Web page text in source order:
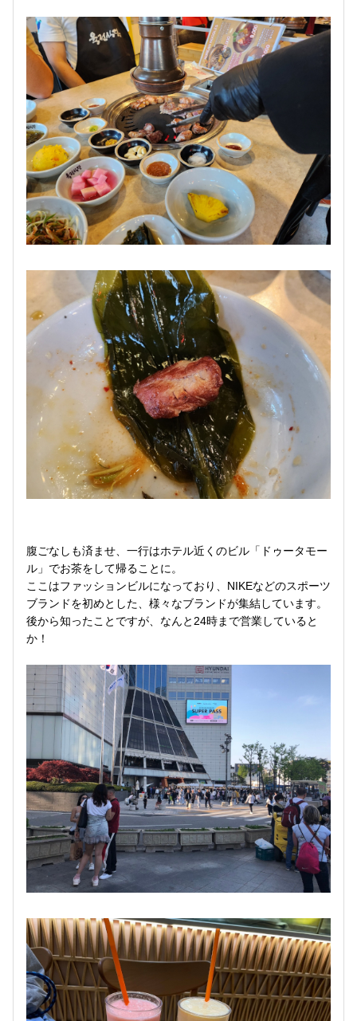
腹ごなしも済ませ、一行はホテル近くのビル「ドゥータモー
ル」でお茶をして帰ることに。
ここはファッションビルになっており、NIKEなどのスポーツ
ブランドを初めとした、様々なブランドが集結しています。
後から知ったことですが、なんと24時まで営業していると
か！